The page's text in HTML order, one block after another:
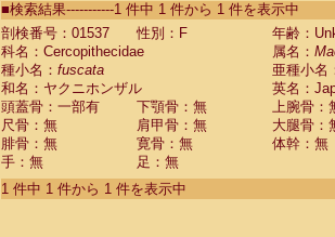
CebidaeSaguinus labiatus(0)
Cebidae Saguinus leucopus (0)
CebidaeSaguinus midas
Cebidae
CebidaeSaguinus nigricollis (1)
Cebidae Saguinus oedipus
Cebidae Saguinus weddelli
Cebidae Saguinusspp.
Cebidae Aotus trivirgatus
Cebidae Cebus albifrons
■検索結果-----------1 件中 1 件から 1 件を表示中
剖検番号：01537
性別：F
年齢：
科名：Cercopithecidae
属名：
種小名： fuscata
亜種小名
和名：ヤクニホンザル
英名：
頭蓋骨：一部有
下顎骨：無
上腕骨：
尺骨：無
肩甲骨：無
大腿骨：
腓骨：無
寛骨：無
体幹：無
手：無
足：無
1 件中 1 件から 1 件を表示中